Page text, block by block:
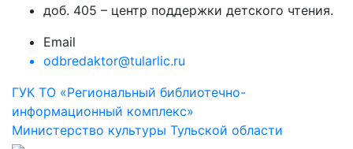
доб. 405 – центр поддержки детского чтения.
Email
odbredaktor@tularlic.ru
ГУК ТО «Региональный библиотечно-
информационный комплекс»
Министерство культуры Тульской области